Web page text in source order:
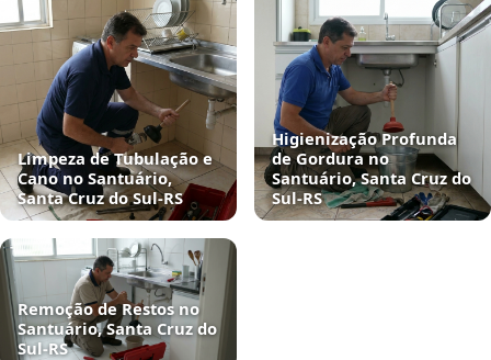
Limpeza de Tubulação e
Cano no Santuário,
Santa Cruz do Sul‑RS
Higienização Profunda
de Gordura no
Santuário, Santa Cruz do
Sul‑RS
Remoção de Restos no
Santuário, Santa Cruz do
Sul‑RS